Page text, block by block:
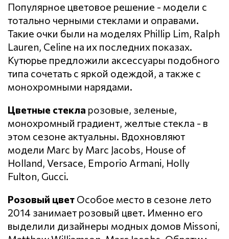
Популярное цветовое решение - модели с
тотально черными стеклами и оправами.
Такие очки были на моделях Phillip Lim, Ralph
Lauren, Celine на их последних показах.
Кутюрье предложили аксессуары подобного
типа сочетать с яркой одеждой, а также с
монохромными нарядами.
Цветные стекла розовые, зеленые,
монохромный градиент, желтые стекла - в
этом сезоне актуальны. Вдохновляют
модели Marc by Marc Jacobs, House of
Holland, Versace, Emporio Armani, Holly
Fulton, Gucci.
Розовый цвет Особое место в сезоне лето
2014 занимает розовый цвет. Именно его
выделили дизайнеры модных домов Missoni,